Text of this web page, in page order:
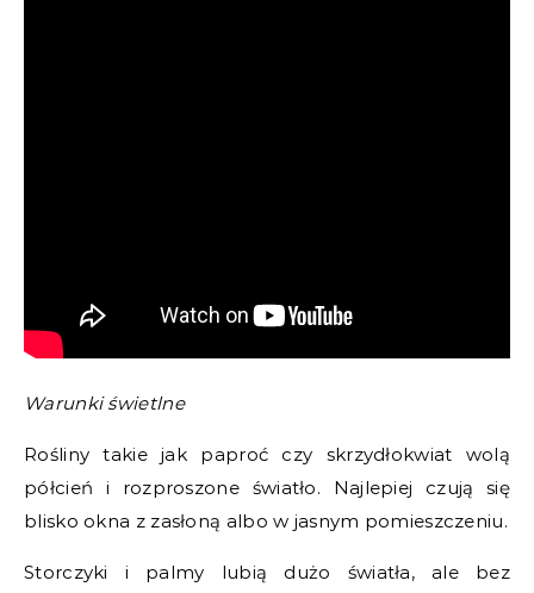
Warunki świetlne
Rośliny takie jak paproć czy skrzydłokwiat wolą
półcień i rozproszone światło. Najlepiej czują się
blisko okna z zasłoną albo w jasnym pomieszczeniu.
Storczyki i palmy lubią dużo światła, ale bez